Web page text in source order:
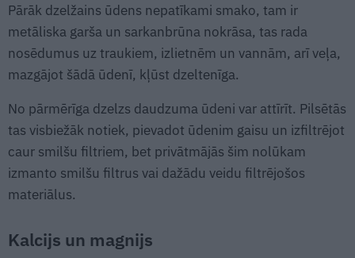
Pārāk dzelžains ūdens nepatīkami smako, tam ir
metāliska garša un sarkanbrūna nokrāsa, tas rada
nosēdumus uz traukiem, izlietnēm un vannām, arī veļa,
mazgājot šādā ūdenī, kļūst dzeltenīga.
No pārmērīga dzelzs daudzuma ūdeni var attīrīt. Pilsētās
tas visbiežāk notiek, pievadot ūdenim gaisu un izfiltrējot
caur smilšu filtriem, bet privātmājās šim nolūkam
izmanto smilšu filtrus vai dažādu veidu filtrējošos
materiālus.
Kalcijs un magnijs